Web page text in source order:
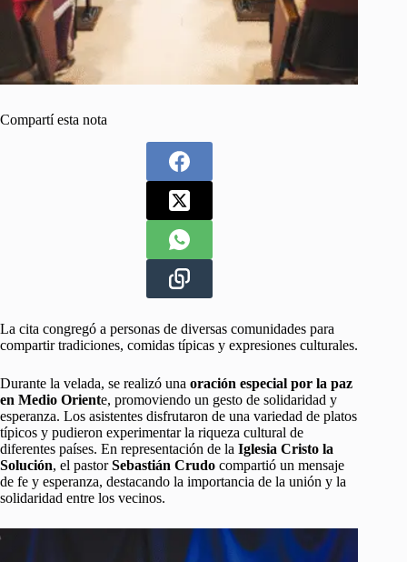
Compartí esta nota
La cita congregó a personas de diversas comunidades para
compartir tradiciones, comidas típicas y expresiones culturales.
Durante la velada, se realizó una oración especial por la paz
en Medio Oriente, promoviendo un gesto de solidaridad y
esperanza. Los asistentes disfrutaron de una variedad de platos
típicos y pudieron experimentar la riqueza cultural de
diferentes países. En representación de la Iglesia Cristo la
Solución, el pastorSebastián Crudo compartió un mensaje
de fe y esperanza, destacando la importancia de la unión y la
solidaridad entre los vecinos.